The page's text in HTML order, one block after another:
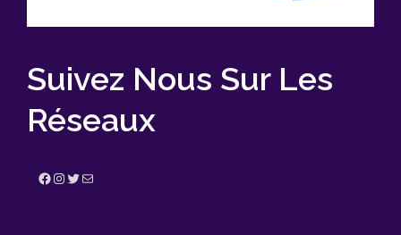
Suivez Nous Sur Les
Réseaux
Facebook InstagramTwitter E-mail